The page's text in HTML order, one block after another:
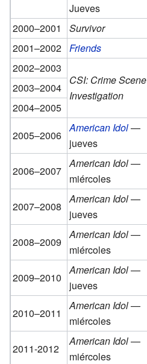
Jueves
2000–2001 Survivor
2001–2002
Friends
2002–2003
CSI: Crime Scene
Investigation
2003–2004
2004–2005
2005–2006
American Idol—
jueves
2006–2007
American Idol—
miércoles
2007–2008
American Idol—
jueves
2008–2009
American Idol—
miércoles
2009–2010
American Idol—
jueves
2010–2011
American Idol—
miércoles
2011-2012
American Idol—
miércoles